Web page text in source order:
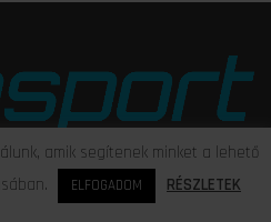
és a sportteljesítmény
amik segítenek minket a lehető
ELFOGADOM RÉSZLETEK